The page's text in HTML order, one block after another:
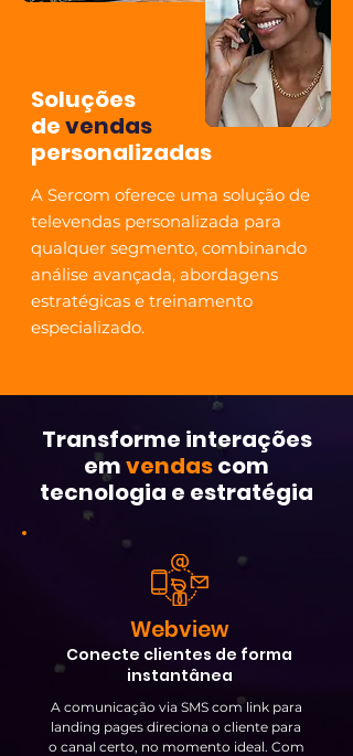
Soluções
devendas
personalizadas
A Sercom oferece uma solução de
televendas personalizada para
qualquer segmento, combinando
análise avançada, abordagens
estratégicas e treinamento
especializado.
Transforme interações
emvendascom
tecnologia e estratégia
Webview
Conecte clientes de forma
instantânea
A comunicação via SMS com link para
landing pages direciona o cliente para
o canal certo, no momento ideal. Com